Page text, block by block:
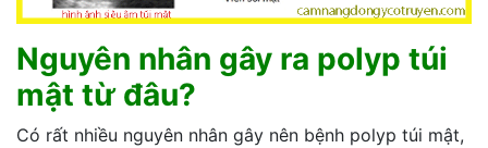
Nguyên nhân gây ra polyp túi
mật từ đâu?
Có rất nhiều nguyên nhân gây nên bệnh polyp túi mật,